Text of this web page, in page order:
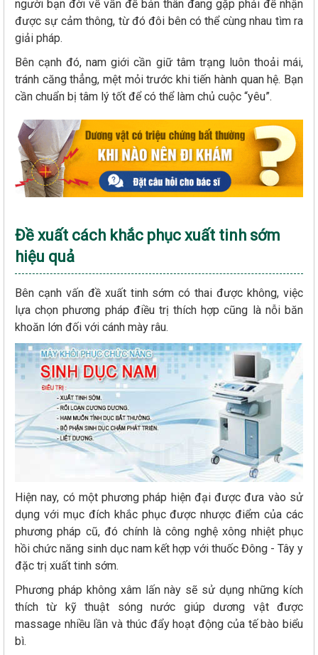
người bạn đời về vấn đề bản thân đang gặp phải để nhận
được sự cảm thông, từ đó đôi bên có thể cùng nhau tìm ra
giải pháp.
Bên cạnh đó, nam giới cần giữ tâm trạng luôn thoải mái,
tránh căng thẳng, mệt mỏi trước khi tiến hành quan hệ. Bạn
cần chuẩn bị tâm lý tốt để có thể làm chủ cuộc “yêu”.
Đề xuất cách khắc phục xuất tinh sớm
hiệu quả
Bên cạnh vấn đề xuất tinh sớm có thai được không, việc
lựa chọn phương pháp điều trị thích hợp cũng là nỗi băn
khoăn lớn đối với cánh mày râu.
Hiện nay, có một phương pháp hiện đại được đưa vào sử
dụng với mục đích khắc phục được nhược điểm của các
phương pháp cũ, đó chính là công nghệ xông nhiệt phục
hồi chức năng sinh dục nam kết hợp với thuốc Đông - Tây y
đặc trị xuất tinh sớm.
Phương pháp không xâm lấn này sẽ sử dụng những kích
thích từ kỹ thuật sóng nước giúp dương vật được
massage nhiều lần và thúc đẩy hoạt động của tế bào biểu
bì.